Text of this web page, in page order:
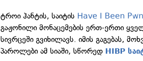
ტროი ჰანტის, საიტის Have I Been
გაჟონილი მონაცემების ერთ-ერთი
სივრცეში გვიხილავს. იმის გაგებას,
პაროლები ამ სიაში, სწორედ HIBP